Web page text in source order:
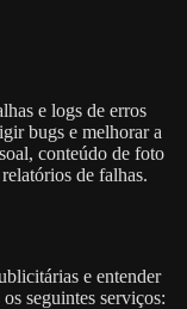
e logs de erros
bugs e melhorar a
conteúdo de foto
de falhas.
e entender
seguintes serviços: